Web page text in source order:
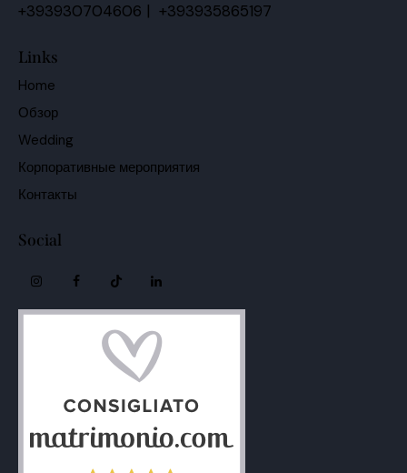
+393930704606 | +393935865197
Links
Home
Обзор
Wedding
Корпоративные мероприятия
Контакты
Social